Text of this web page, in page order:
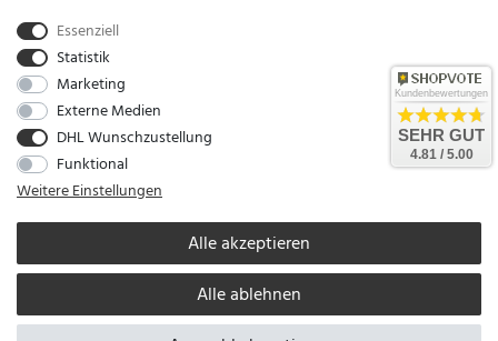
Unser Unternehmen sammelt über den unabhängigen Dienstleister SHOPVOTE
Bewertungen. SHOPVOTE setzt automatische und manuelle Maßnahmen ein, um
Bewertungen zu verifizieren.
SHOPVOTE finden Sie hier.
* Alle Preise verstehen sich inkl. gesetzl. MwSt. zzgl.Versandkosten
Kettenshop / Alle Rechte vorbehalten / Realisationcolornativ /
Essenziell
Statistik
Marketing
Externe Medien
DHL Wunschzustellung
Funktional
Weitere Einstellungen
Alle akzeptieren
Alle ablehnen
Kundenbewertungen
SEHR GUT
4.81 / 5.00